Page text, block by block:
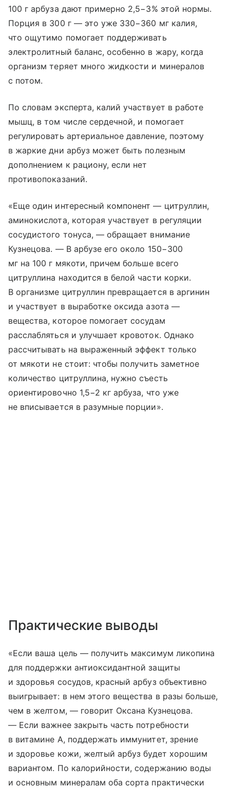
100 г арбуза дают примерно 2,5−3% этой нормы.
Порция в 300 г — это уже 330−360 мг калия,
что ощутимо помогает поддерживать
электролитный баланс, особенно в жару, когда
организм теряет много жидкости и минералов
с потом.
По словам эксперта, калий участвует в работе
мышц, в том числе сердечной, и помогает
регулировать артериальное давление, поэтому
в жаркие дни арбуз может быть полезным
дополнением к рациону, если нет
противопоказаний.
«Еще один интересный компонент — цитруллин,
аминокислота, которая участвует в регуляции
сосудистого тонуса, — обращает внимание
Кузнецова. — В арбузе его около 150−300
мг на 100 г мякоти, причем больше всего
цитруллина находится в белой части корки.
В организме цитруллин превращается в аргинин
и участвует в выработке оксида азота —
вещества, которое помогает сосудам
расслабляться и улучшает кровоток. Однако
рассчитывать на выраженный эффект только
от мякоти не стоит: чтобы получить заметное
количество цитруллина, нужно съесть
ориентировочно 1,5−2 кг арбуза, что уже
не вписывается в разумные порции».
Практические выводы
«Если ваша цель — получить максимум ликопина
для поддержки антиоксидантной защиты
и здоровья сосудов, красный арбуз объективно
выигрывает: в нем этого вещества в разы больше,
чем в желтом, — говорит Оксана Кузнецова.
— Если важнее закрыть часть потребности
в витамине А, поддержать иммунитет, зрение
и здоровье кожи, желтый арбуз будет хорошим
вариантом. По калорийности, содержанию воды
и основным минералам оба сорта практически